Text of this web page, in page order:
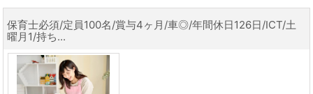
保育士必須/定員100名/賞与4ヶ月/車◎/年間休日126日/ICT/土
曜月1/持ち...